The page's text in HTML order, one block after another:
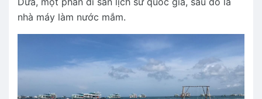
nhà máy làm nước mắm.